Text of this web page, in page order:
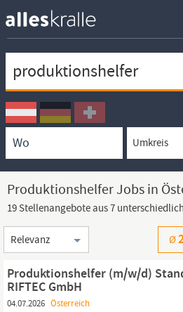
Ortssuche
Umkreissuche
Arbeitsform
Produktionshelfer Jobs in
19 Stellenangebote aus 7
Sortierung
Ø
Produktionshelfer (m/w/d)
RIFTEC GmbH
04.07.2026 Österreich